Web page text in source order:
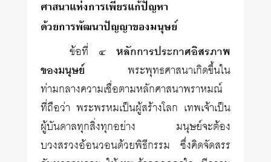
ศาสนาแห่งการเพียรแก้ปัญหา
ด้วยการพัฒนาปัญญาของมนุษย์
ข้อที่ ๔ หลักการประกาศอิสรภาพ
ของมนุษย์ พระพุทธศาสนาเกิดขึ้นใน
ท่ามกลางความเชื่อตามหลักศาสนาพราหมณ์
ที่ถือว่า พระพรหมเป็นผู้สร้างโลก เทพเจ้าเป็น
ผู้บันดาลทุกสิ่งทุกอย่าง มนุษย์จะต้อง
บวงสรวงอ้อนวอนด้วยพิธีกรรม ซึ่งคิดจัดสรร